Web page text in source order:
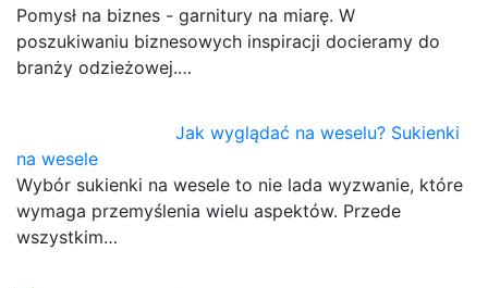
Pomysł na biznes - garnitury na miarę. W
poszukiwaniu biznesowych inspiracji docieramy do
branży odzieżowej.…
Jak wyglądać na weselu? Sukienki
na wesele
Wybór sukienki na wesele to nie lada wyzwanie, które
wymaga przemyślenia wielu aspektów. Przede
wszystkim…